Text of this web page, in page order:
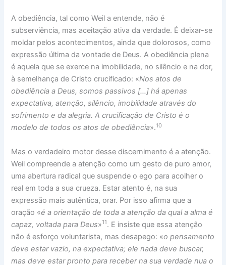
A obediência, tal como Weil a entende, não é
subserviência, mas aceitação ativa da verdade. É deixar-se
moldar pelos acontecimentos, ainda que dolorosos, como
expressão última da vontade de Deus. A obediência plena
é aquela que se exerce na imobilidade, no silêncio e na dor,
à semelhança de Cristo crucificado: «Nos atos de
obediência a Deus, somos passivos […] há apenas
expectativa, atenção, silêncio, imobilidade através do
sofrimento e da alegria. A crucificação de Cristo é o
modelo de todos os atos de obediência».10
Mas o verdadeiro motor desse discernimento é a atenção.
Weil compreende a atenção como um gesto de puro amor,
uma abertura radical que suspende o ego para acolher o
real em toda a sua crueza. Estar atento é, na sua
expressão mais autêntica, orar. Por isso afirma que a
oração «é a orientação de toda a atenção da qual a alma é
capaz, voltada para Deus»11. E insiste que essa atenção
não é esforço voluntarista, mas desapego: «o pensamento
deve estar vazio, na expectativa; ele nada deve buscar,
mas deve estar pronto para receber na sua verdade nua o